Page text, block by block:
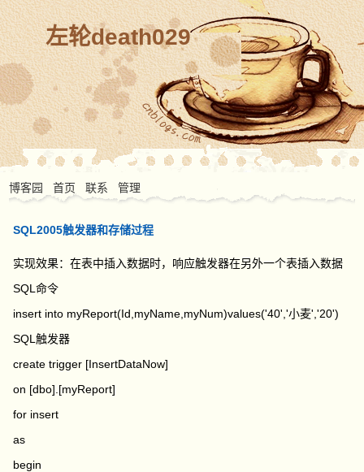
左轮death029
博客园 首页 联系 管理
SQL2005触发器和存储过程
实现效果：在表中插入数据时，响应触发器在另外一个表插入数据
SQL命令
insert into myReport(Id myName myNum)values('40' ,'小麦' ,'20')
SQL触发器
create trigger [InsertDataNow]
on [dbo] [myReport]
for insert
as
begin